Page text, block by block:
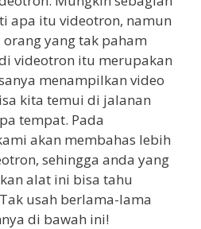
apa itu videotron, namun
yang tak paham
videotron itu merupakan
menampilkan video
kita temui di jalanan
tempat. Pada
akan membahas lebih
sehingga anda yang
alat ini bisa tahu
usah berlama-lama
di bawah ini!